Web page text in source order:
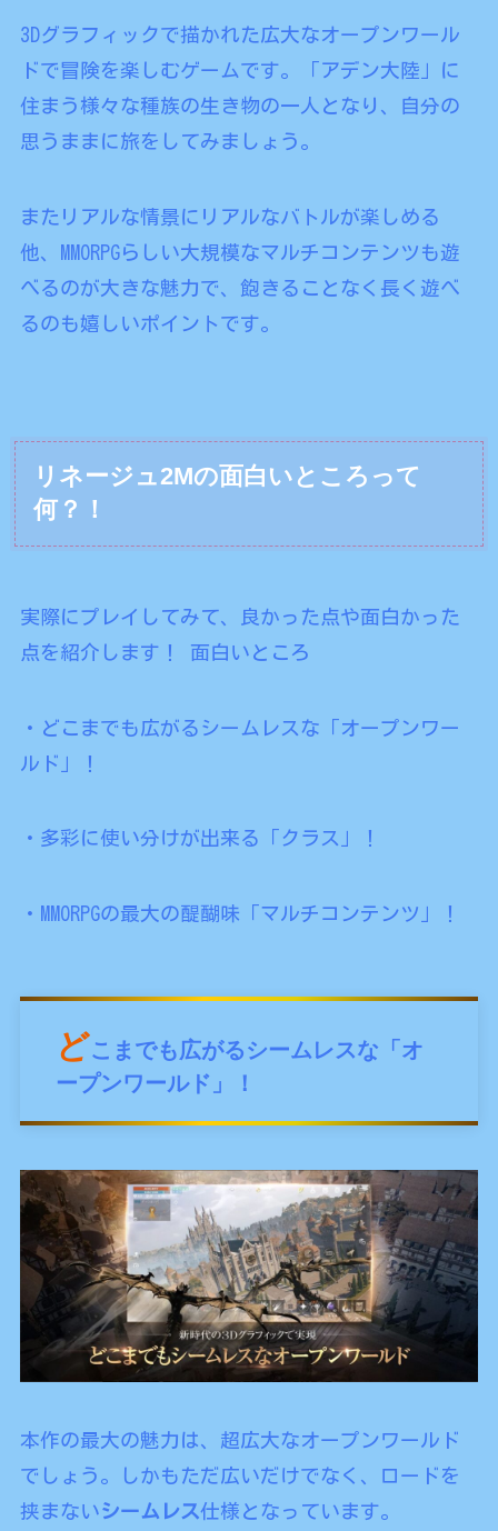
3Dグラフィックで描かれた広大なオープンワール
ドで冒険を楽しむゲームです。「アデン大陸」に
住まう様々な種族の生き物の一人となり、自分の
思うままに旅をしてみましょう。
またリアルな情景にリアルなバトルが楽しめる
他、MMORPGらしい大規模なマルチコンテンツも遊
べるのが大きな魅力で、飽きることなく長く遊べ
るのも嬉しいポイントです。
リネージュ2Mの面白いところって
何？！
実際にプレイしてみて、良かった点や面白かった
点を紹介します！ 面白いところ
・どこまでも広がるシームレスな「オープンワー
ルド」！
・多彩に使い分けが出来る「クラス」！
・MMORPGの最大の醍醐味「マルチコンテンツ」！
どこまでも広がるシームレスな「オ
ープンワールド」！
本作の最大の魅力は、超広大なオープンワールド
でしょう。しかもただ広いだけでなく、ロードを
挟まないシームレス仕様となっています。